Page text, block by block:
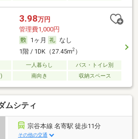
3.98万円
管理費1,000円
1ヶ月
なし
1階 / 1DK（27.45m2）
一人暮らし
バス・トイレ別
南向き 収納スペース
ムシティ
宗谷本線 名寄駅 徒歩11分
その他の交通